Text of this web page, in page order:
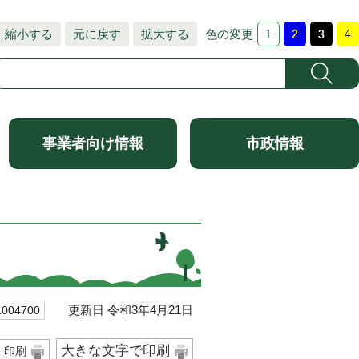
縮小する 元に戻す 拡大する 色の変更
事業者向け情報 市政情報
更新日 令和3年4月21日
印刷 大きな文字で印刷